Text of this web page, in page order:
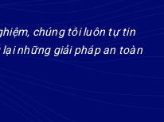
chúng tôi luôn tự tin
những giải pháp an toàn